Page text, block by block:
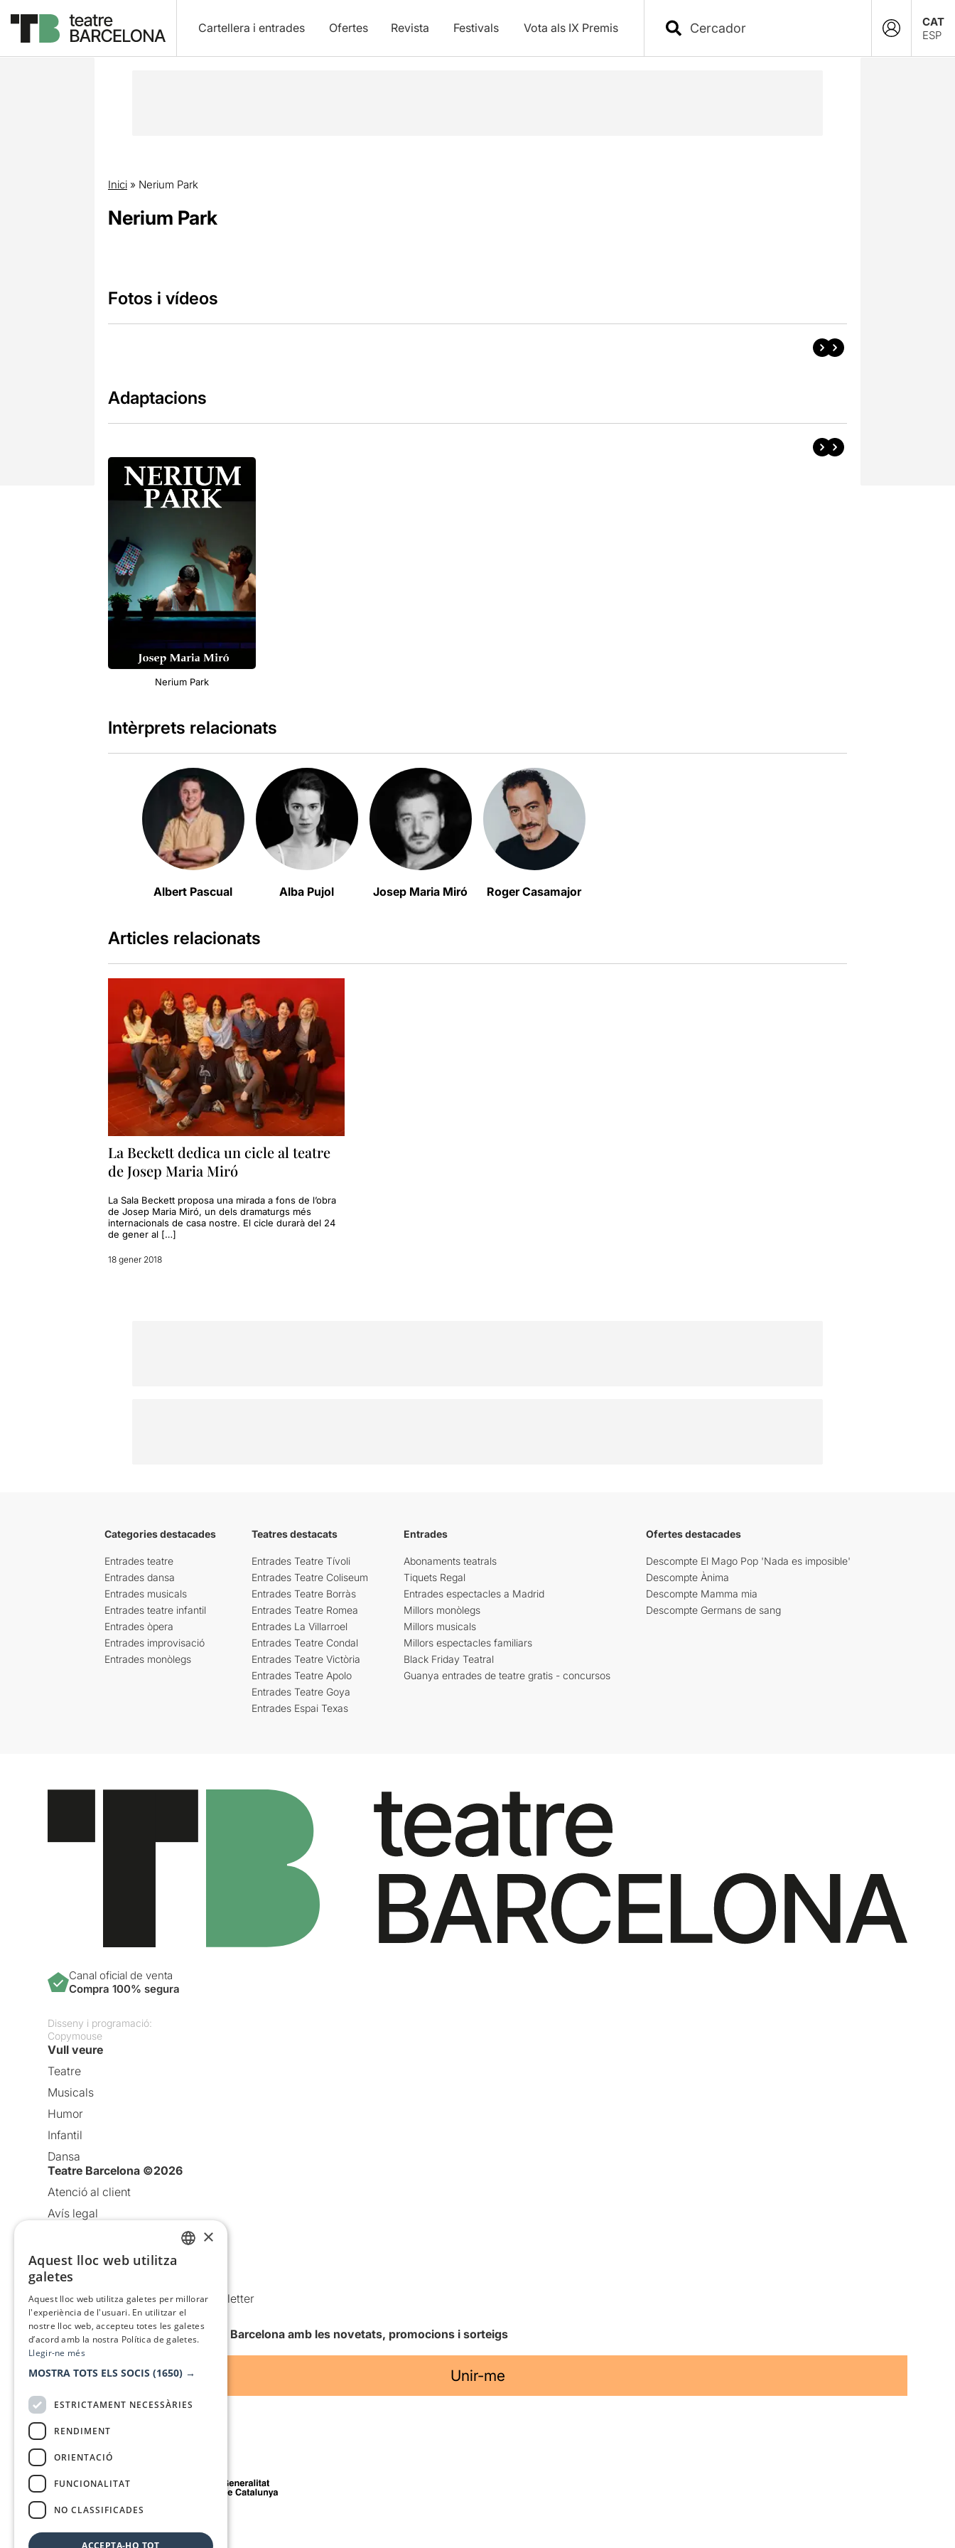
Cartellera i entrades Ofertes Revista Festivals Vota als IX Premis
CAT
ESP
Inici» Nerium Park
Nerium Park
Fotos i vídeos
Adaptacions
Nerium Park
Intèrprets relacionats
Albert Pascual Alba Pujol Josep Maria Miró Roger Casamajor
Articles relacionats
La Beckett dedica un cicle al teatre
de Josep Maria Miró
La Sala Beckett proposa una mirada a fons de l’obra
de Josep Maria Miró, un dels dramaturgs més
internacionals de casa nostre. El cicle durarà del 24
de gener al […]
18 gener 2018
Categories destacades
Entrades teatre
Entrades dansa
Entrades musicals
Entrades teatre infantil
Entrades òpera
Entrades improvisació
Entrades monòlegs
Teatres destacats
Entrades Teatre Tívoli
Entrades Teatre Coliseum
Entrades Teatre Borràs
Entrades Teatre Romea
Entrades La Villarroel
Entrades Teatre Condal
Entrades Teatre Victòria
Entrades Teatre Apolo
Entrades Teatre Goya
Entrades Espai Texas
Entrades
Abonaments teatrals
Tiquets Regal
Entrades espectacles a Madrid
Millors monòlegs
Millors musicals
Millors espectacles familiars
Black Friday Teatral
Guanya entrades de teatre gratis - concursos
Ofertes destacades
Descompte El Mago Pop 'Nada es imposible'
Descompte Ànima
Descompte Mamma mia
Descompte Germans de sang
Canal oficial de venta
Compra 100% segura
Disseny i programació:
Copymouse
Vull veure
Teatre
Musicals
Humor
Infantil
Dansa
Teatre Barcelona ©2026
Atenció al client
Avís legal
Política de cookies
Condicions d’ús
Comunicacions comercials i Newsletter
Anuncia’t
Vull rebre la newsletter de Teatre Barcelona amb les novetats, promocions i sorteigs
Unir-me
Amb el suport de
×
Aquest lloc web utilitza
galetes
Aquest lloc web utilitza galetes per millorar
l'experiència de l'usuari. En utilitzar el
nostre lloc web, accepteu totes les galetes
d’acord amb la nostra Política de galetes.
Llegir-ne més
MOSTRA TOTS ELS SOCIS (1650) →
ESTRICTAMENT NECESSÀRIES
RENDIMENT
ORIENTACIÓ
FUNCIONALITAT
NO CLASSIFICADES
ACCEPTA-HO TOT